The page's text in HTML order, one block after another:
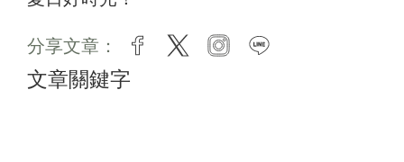
分享文章： facebook
twitter instagram
文章關鍵字